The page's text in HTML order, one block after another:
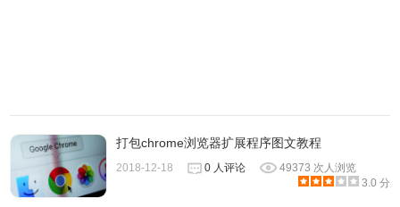
打包chrome浏览器扩展程序图文教程
2018-12-18 0 人评论
49373 次人浏览
3.0 分